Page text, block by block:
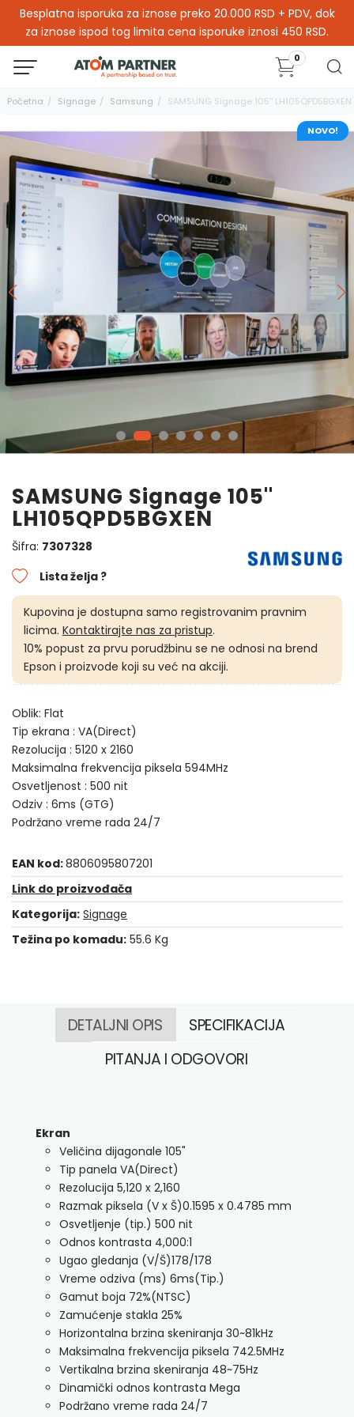
Besplatna isporuka za iznose preko 20.000 RSD + PDV, dok
za iznose ispod tog limita cena isporuke iznosi 450 RSD.
0
Početna Signage Samsung SAMSUNG Signage 105'' LH105QPD5BGXEN
NOVO!
SAMSUNG Signage 105''
LH105QPD5BGXEN
Šifra: 7307328
Lista želja ?
Kupovina je dostupna samo registrovanim pravnim
licima. Kontaktirajte nas za pristup.
10% popust za prvu porudžbinu se ne odnosi na brend
Epson i proizvode koji su već na akciji.
Oblik: Flat
Tip ekrana : VA(Direct)
Rezolucija : 5120 x 2160
Maksimalna frekvencija piksela 594MHz
Osvetljenost : 500 nit
Odziv : 6ms (GTG)
Podržano vreme rada 24/7
EAN kod:8806095807201
Link do proizvođača
Kategorija: Signage
Težina po komadu: 55.6 Kg
DETALJNI OPIS
SPECIFIKACIJA
PITANJA I ODGOVORI
Ekran
Veličina dijagonale 105"
Tip panela VA(Direct)
Rezolucija 5,120 x 2,160
Razmak piksela (V x Š)0.1595 x 0.4785 mm
Osvetljenje (tip.) 500 nit
Odnos kontrasta 4,000:1
Ugao gledanja (V/Š)178/178
Vreme odziva (ms) 6ms(Tip.)
Gamut boja 72%(NTSC)
Zamućenje stakla 25%
Horizontalna brzina skeniranja 30~81kHz
Maksimalna frekvencija piksela 742.5MHz
Vertikalna brzina skeniranja 48~75Hz
Dinamički odnos kontrasta Mega
Podržano vreme rada 24/7